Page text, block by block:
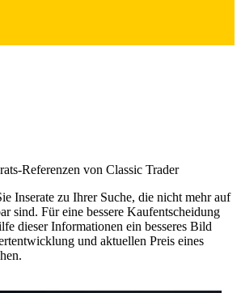
Referenzen von Classic Trader
Inserate zu Ihrer Suche, die nicht mehr auf
sind. Für eine bessere Kaufentscheidung
dieser Informationen ein besseres Bild
und aktuellen Preis eines